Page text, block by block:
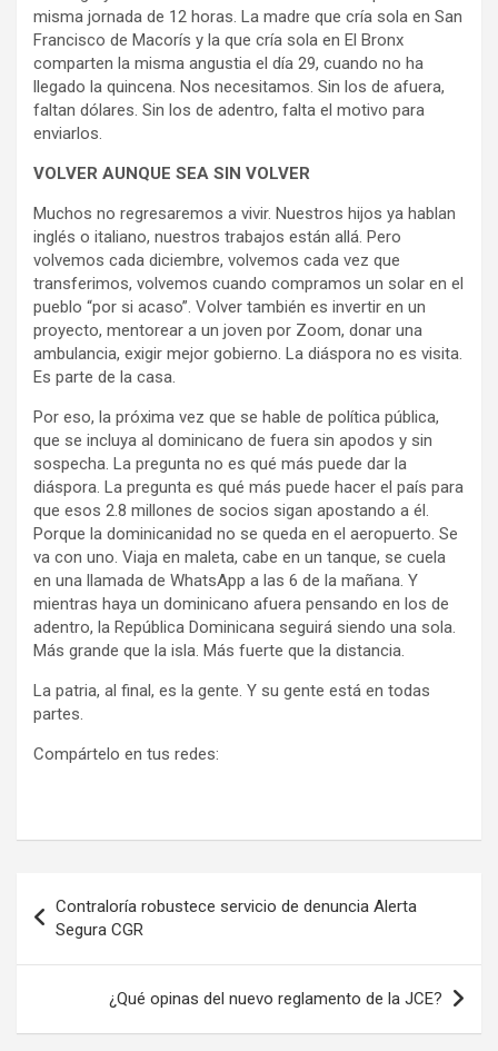
misma jornada de 12 horas. La madre que cría sola en San
Francisco de Macorís y la que cría sola en El Bronx
comparten la misma angustia el día 29, cuando no ha
llegado la quincena. Nos necesitamos. Sin los de afuera,
faltan dólares. Sin los de adentro, falta el motivo para
enviarlos.
VOLVER AUNQUE SEA SIN VOLVER
Muchos no regresaremos a vivir. Nuestros hijos ya hablan
inglés o italiano, nuestros trabajos están allá. Pero
volvemos cada diciembre, volvemos cada vez que
transferimos, volvemos cuando compramos un solar en el
pueblo “por si acaso”. Volver también es invertir en un
proyecto, mentorear a un joven por Zoom, donar una
ambulancia, exigir mejor gobierno. La diáspora no es visita.
Es parte de la casa.
Por eso, la próxima vez que se hable de política pública,
que se incluya al dominicano de fuera sin apodos y sin
sospecha. La pregunta no es qué más puede dar la
diáspora. La pregunta es qué más puede hacer el país para
que esos 2.8 millones de socios sigan apostando a él.
Porque la dominicanidad no se queda en el aeropuerto. Se
va con uno. Viaja en maleta, cabe en un tanque, se cuela
en una llamada de WhatsApp a las 6 de la mañana. Y
mientras haya un dominicano afuera pensando en los de
adentro, la República Dominicana seguirá siendo una sola.
Más grande que la isla. Más fuerte que la distancia.
La patria, al final, es la gente. Y su gente está en todas
partes.
Compártelo en tus redes:
de
entradas
Contraloría robustece servicio de denuncia Alerta
Segura CGR
¿Qué opinas del nuevo reglamento de la JCE?